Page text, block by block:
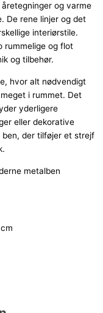
og varme
De rene linjer og det
interiørstile.
rummelige og flot
og tilbehør.
hvor alt nødvendigt
i rummet. Det
yderligere
eller dekorative
der tilføjer et strejf
metalben